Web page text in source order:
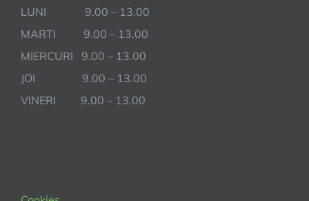
LUNI 9.00 – 13.00
MARTI 9.00 – 13.00
MIERCURI 9.00 – 13.00
JOI 9.00 – 13.00
VINERI 9.00 – 13.00